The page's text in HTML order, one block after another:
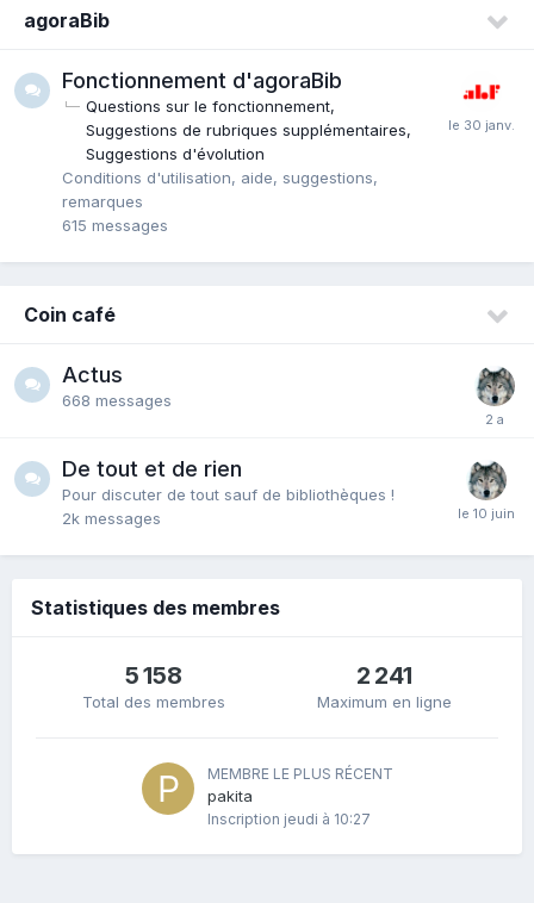
agoraBib
Fonctionnement d'agoraBib
Questions sur le fonctionnement
Suggestions de rubriques supplémentaires
Suggestions d'évolution
Conditions d'utilisation, aide, suggestions,
remarques
615 messages
Coin café
Actus
668 messages
De tout et de rien
Pour discuter de tout sauf de bibliothèques !
2k messages
Statistiques des membres
5 158
Total des membres
2 241
Maximum en ligne
MEMBRE LE PLUS RÉCENT
pakita
Inscription jeudi à 10:27